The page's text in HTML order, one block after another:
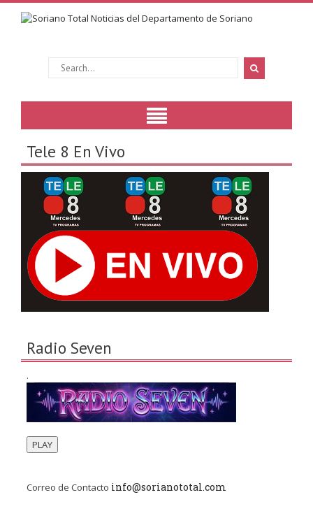
Tele 8 En Vivo
Radio Seven
.
PLAY
Correo de Contacto info@sorianototal.com